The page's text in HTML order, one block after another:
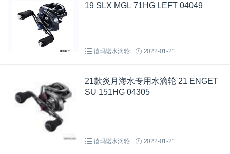
19 SLX MGL 71HG LEFT 04049
禧玛诺水滴轮 2022-01-21
21款炎月海水专用水滴轮 21 ENGET
SU 151HG 04305
禧玛诺水滴轮 2022-01-21